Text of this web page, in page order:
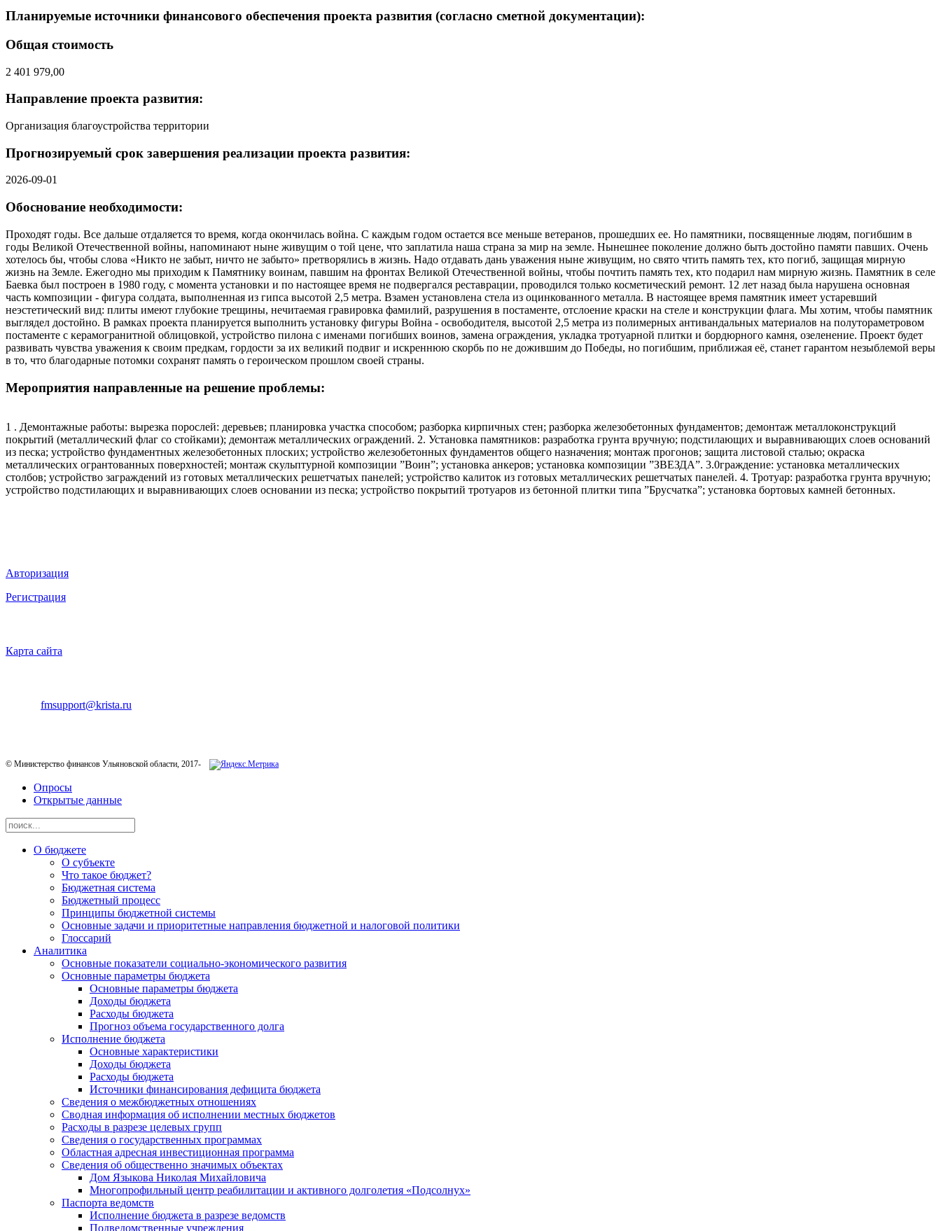
Планируемые источники финансового обеспечения проекта развития (согласно сметной документации):
Общая стоимость
2 401 979,00
Направление проекта развития:
Организация благоустройства территории
Прогнозируемый срок завершения реализации проекта развития:
2026-09-01
Обоснование необходимости:
Проходят годы. Все дальше отдаляется то время, когда окончилась война. С каждым годом остается все меньше ветеранов, прошедших ее. Но памятники, посвященные людям, погибшим в
годы Великой Отечественной войны, напоминают ныне живущим о той цене, что заплатила наша страна за мир на земле. Нынешнее поколение должно быть достойно памяти павших. Очень
хотелось бы, чтобы слова «Никто не забыт, ничто не забыто» претворялись в жизнь. Надо отдавать дань уважения ныне живущим, но свято чтить память тех, кто погиб, защищая мирную
жизнь на Земле. Ежегодно мы приходим к Памятнику воинам, павшим на фронтах Великой Отечественной войны, чтобы почтить память тех, кто подарил нам мирную жизнь. Памятник в селе
Баевка был построен в 1980 году, с момента установки и по настоящее время не подвергался реставрации, проводился только косметический ремонт. 12 лет назад была нарушена основная
часть композиции - фигура солдата, выполненная из гипса высотой 2,5 метра. Взамен установлена стела из оцинкованного металла. В настоящее время памятник имеет устаревший
неэстетический вид: плиты имеют глубокие трещины, нечитаемая гравировка фамилий, разрушения в постаменте, отслоение краски на стеле и конструкции флага. Мы хотим, чтобы памятник
выглядел достойно. В рамках проекта планируется выполнить установку фигуры Война - освободителя, высотой 2,5 метра из полимерных антивандальных материалов на полутораметровом
постаменте с керамогранитной облицовкой, устройство пилона с именами погибших воинов, замена ограждения, укладка тротуарной плитки и бордюрного камня, озеленение. Проект будет
развивать чувства уважения к своим предкам, гордости за их великий подвиг и искреннюю скорбь по не дожившим до Победы, но погибшим, приближая её, станет гарантом незыблемой веры
в то, что благодарные потомки сохранят память о героическом прошлом своей страны.
Мероприятия направленные на решение проблемы:
1 . Демонтажные работы: вырезка порослей: деревьев; планировка участка способом; разборка кирпичных стен; разборка железобетонных фундаментов; демонтаж металлоконструкций
покрытий (металлический флаг со стойками); демонтаж металлических ограждений. 2. Установка памятников: разработка грунта вручную; подстилающих и выравнивающих слоев оснований
из песка; устройство фундаментных железобетонных плоских; устройство железобетонных фундаментов общего назначения; монтаж прогонов; защита листовой сталью; окраска
металлических огрантованных поверхностей; монтаж скульптурной композиции ”Воин”; установка анкеров; установка композиции ”ЗВЕЗДА”. 3.0граждение: установка металлических
столбов; устройство заграждений из готовых металлических решетчатых панелей; устройство калиток из готовых металлических решетчатых панелей. 4. Тротуар: разработка грунта вручную;
устройство подстилающих и выравнивающих слоев основании из песка; устройство покрытий тротуаров из бетонной плитки типа ”Брусчатка”; установка бортовых камней бетонных.
Авторизация
Регистрация
Карта сайта
fmsupport@krista.ru
© Министерство финансов Ульяновской области, 2017-
Опросы
Открытые данные
О бюджете
О субъекте
Что такое бюджет?
Бюджетная система
Бюджетный процесс
Принципы бюджетной системы
Основные задачи и приоритетные направления бюджетной и налоговой политики
Глоссарий
Аналитика
Основные показатели социально-экономического развития
Основные параметры бюджета
Основные параметры бюджета
Доходы бюджета
Расходы бюджета
Прогноз объема государственного долга
Исполнение бюджета
Основные характеристики
Доходы бюджета
Расходы бюджета
Источники финансирования дефицита бюджета
Сведения о межбюджетных отношениях
Сводная информация об исполнении местных бюджетов
Расходы в разрезе целевых групп
Сведения о государственных программах
Областная адресная инвестиционная программа
Сведения об общественно значимых объектах
Дом Языкова Николая Михайловича
Многопрофильный центр реабилитации и активного долголетия «Подсолнух»
Паспорта ведомств
Исполнение бюджета в разрезе ведомств
Подведомственные учреждения